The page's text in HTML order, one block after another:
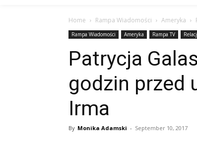
Home Rampa Wiadomości Ameryka
Rampa Wiadomości Ameryka Rampa TV
Patrycja
godzin przed
Irma
By Monika Adamski - September 10, 2017